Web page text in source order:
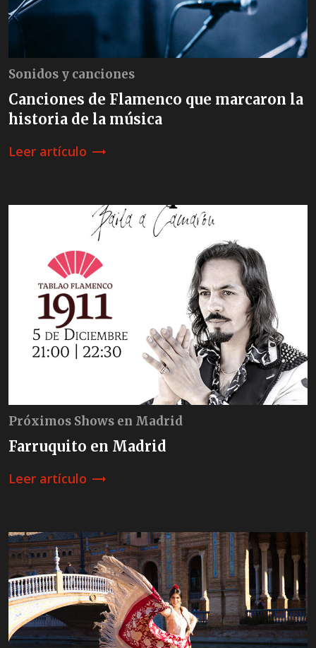
Sonidos y canciones
Canciones de Flamenco que marcaron la
historia de la música
Leer artículo trending_flat
Próximos Shows en Madrid
Farruquito en Madrid
Leer artículo trending_flat